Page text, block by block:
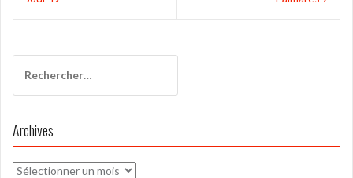
Archives
Archives